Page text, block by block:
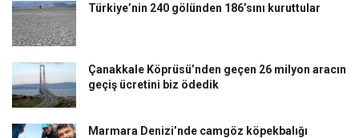
Türkiye’nin 240 gölünden 186’sını kuruttular
Çanakkale Köprüsü’nden geçen 26 milyon aracın
geçiş ücretini biz ödedik
Marmara Denizi’nde camgöz köpekbalığı